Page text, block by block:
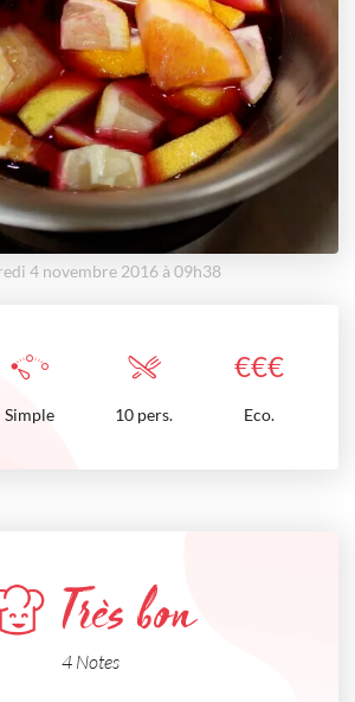
4 novembre 2016 à 09h38
€€€
Simple 10 pers. Eco.
Très bon
4 Notes